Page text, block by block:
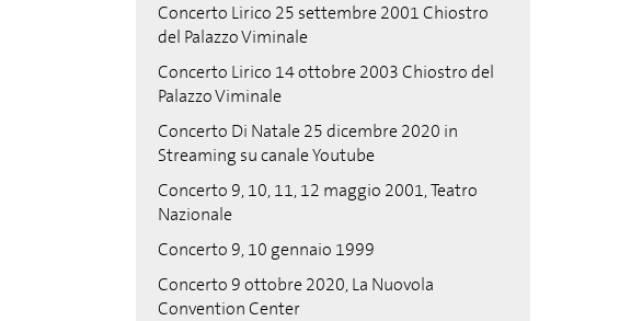
Concerto Lirico 25 settembre 2001 Chiostro
del Palazzo Viminale
Concerto Lirico 14 ottobre 2003 Chiostro del
Palazzo Viminale
Concerto Di Natale 25 dicembre 2020 in
Streaming su canale Youtube
Concerto 9, 10, 11, 12 maggio 2001, Teatro
Nazionale
Concerto 9, 10 gennaio 1999
Concerto 9 ottobre 2020, La Nuovola
Convention Center